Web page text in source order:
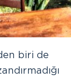
biri de